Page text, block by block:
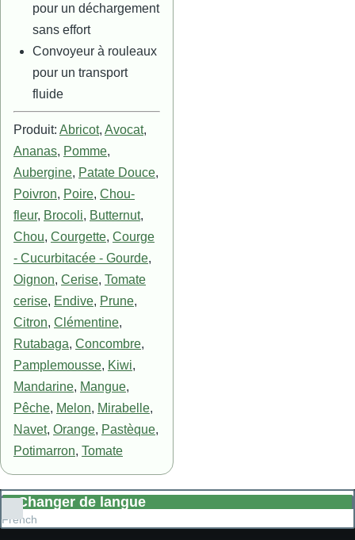
pour un déchargement
sans effort
Convoyeur à rouleaux
pour un transport
fluide
Produit: Abricot, Avocat,
Ananas, Pomme,
Aubergine, Patate Douce,
Poivron, Poire, Chou-
fleur, Brocoli, Butternut,
Chou, Courgette, Courge
- Cucurbitacée - Gourde,
Oignon, Cerise, Tomate
cerise, Endive, Prune,
Citron, Clémentine,
Rutabaga, Concombre,
Pamplemousse, Kiwi,
Mandarine, Mangue,
Pêche, Melon, Mirabelle,
Navet, Orange, Pastèque,
Potimarron, Tomate
Changer de langue
French
Lister
les